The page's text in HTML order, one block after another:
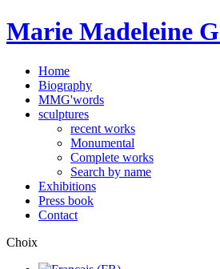
Marie Madeleine
Home
Biography
MMG'words
sculptures
recent works
Monumental
Complete works
Search by name
Exhibitions
Press book
Contact
Choix